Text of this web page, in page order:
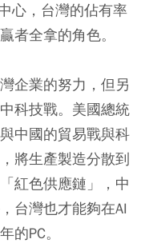
心，台灣的佔有率
者全拿的角色。
企業的努力，但另
科技戰。美國總統
中國的貿易戰與科
將生產製造分散到
紅色供應鏈」，中
台灣也才能夠在AI
的PC。